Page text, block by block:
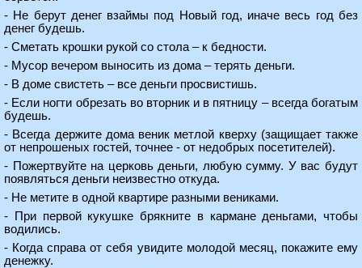
- Не берут денег взаймы под Новый год, иначе весь год без
денег будешь.
- Сметать крошки рукой со стола – к бедности.
- Мусор вечером выносить из дома – терять деньги.
- В доме свистеть – все деньги просвистишь.
- Если ногти обрезать во вторник и в пятницу – всегда богатым
будешь.
- Всегда держите дома веник метлой кверху (защищает также
от непрошеных гостей, точнее - от недобрых посетителей).
- Пожертвуйте на церковь деньги, любую сумму. У вас будут
появляться деньги неизвестно откуда.
- Не метите в одной квартире разными вениками.
- При первой кукушке брякните в кармане деньгами, чтобы
водились.
- Когда справа от себя увидите молодой месяц, покажите ему
денежку.